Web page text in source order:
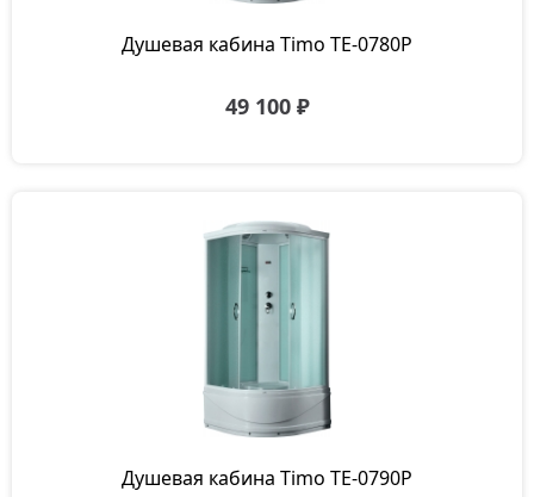
Душевая кабина Timo TE-0780P
49 100 ₽
Душевая кабина Timo TE-0790P